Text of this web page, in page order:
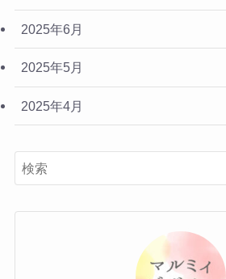
2025年6月
2025年5月
2025年4月